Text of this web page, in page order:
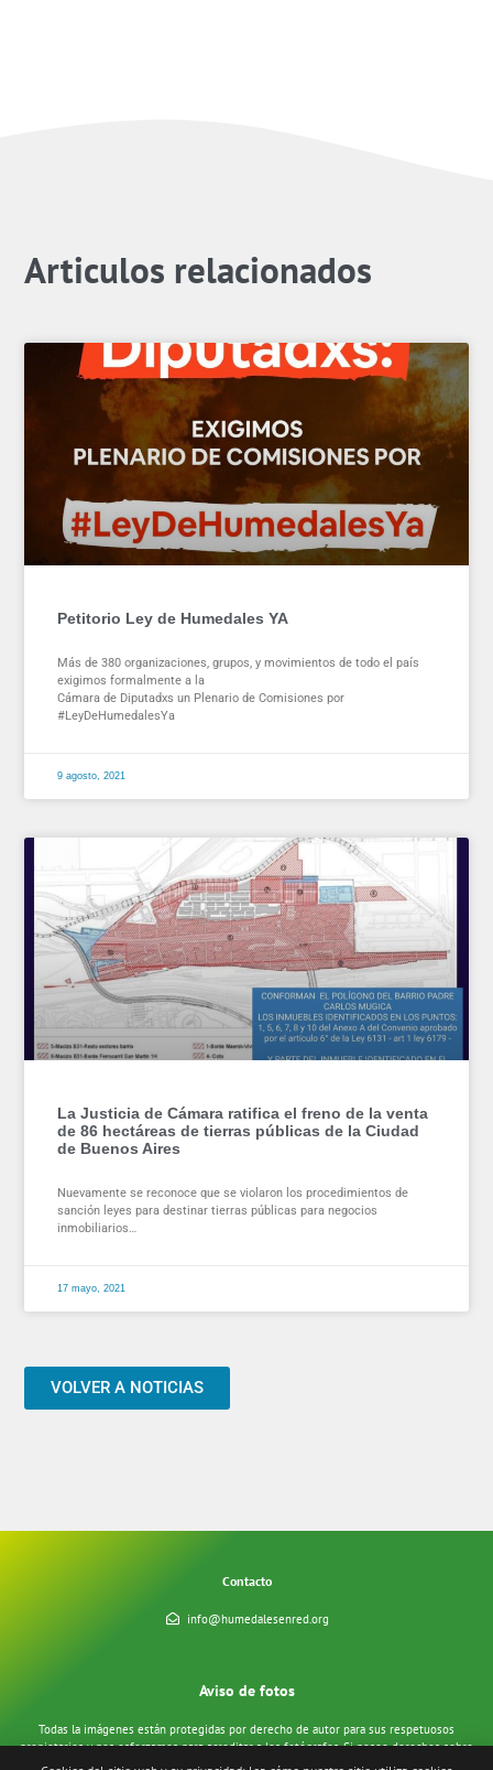
Articulos relacionados
Petitorio Ley de Humedales YA
Más de 380 organizaciones, grupos, y movimientos de todo el país
exigimos formalmente a la
Cámara de Diputadxs un Plenario de Comisiones por
#LeyDeHumedalesYa
9 agosto, 2021
La Justicia de Cámara ratifica el freno de la venta
de 86 hectáreas de tierras públicas de la Ciudad
de Buenos Aires
Nuevamente se reconoce que se violaron los procedimientos de
sanción leyes para destinar tierras públicas para negocios
inmobiliarios…
17 mayo, 2021
VOLVER A NOTICIAS
Contacto
info@humedalesenred.org
Aviso de fotos
Todas la imágenes están protegidas por derecho de autor para sus respetuosos
propietarios y nos esforzamos para acreditar a los fotógrafos. Si posee derechos sobre
alguna de las imágenes y no se acreditan, o si no desea que aparezcan en nuestro sitio,